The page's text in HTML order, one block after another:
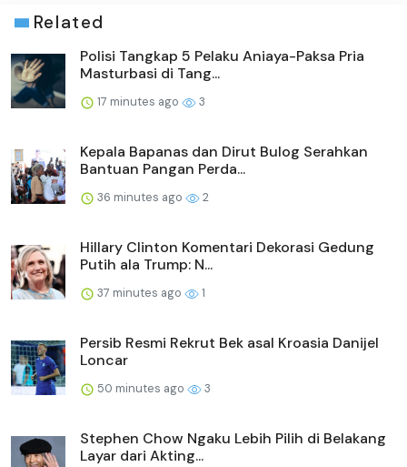
Related
Polisi Tangkap 5 Pelaku Aniaya-Paksa Pria
Masturbasi di Tang...
17 minutes ago 3
Kepala Bapanas dan Dirut Bulog Serahkan
Bantuan Pangan Perda...
36 minutes ago 2
Hillary Clinton Komentari Dekorasi Gedung
Putih ala Trump: N...
37 minutes ago 1
Persib Resmi Rekrut Bek asal Kroasia Danijel
Loncar
50 minutes ago 3
Stephen Chow Ngaku Lebih Pilih di Belakang
Layar dari Akting...